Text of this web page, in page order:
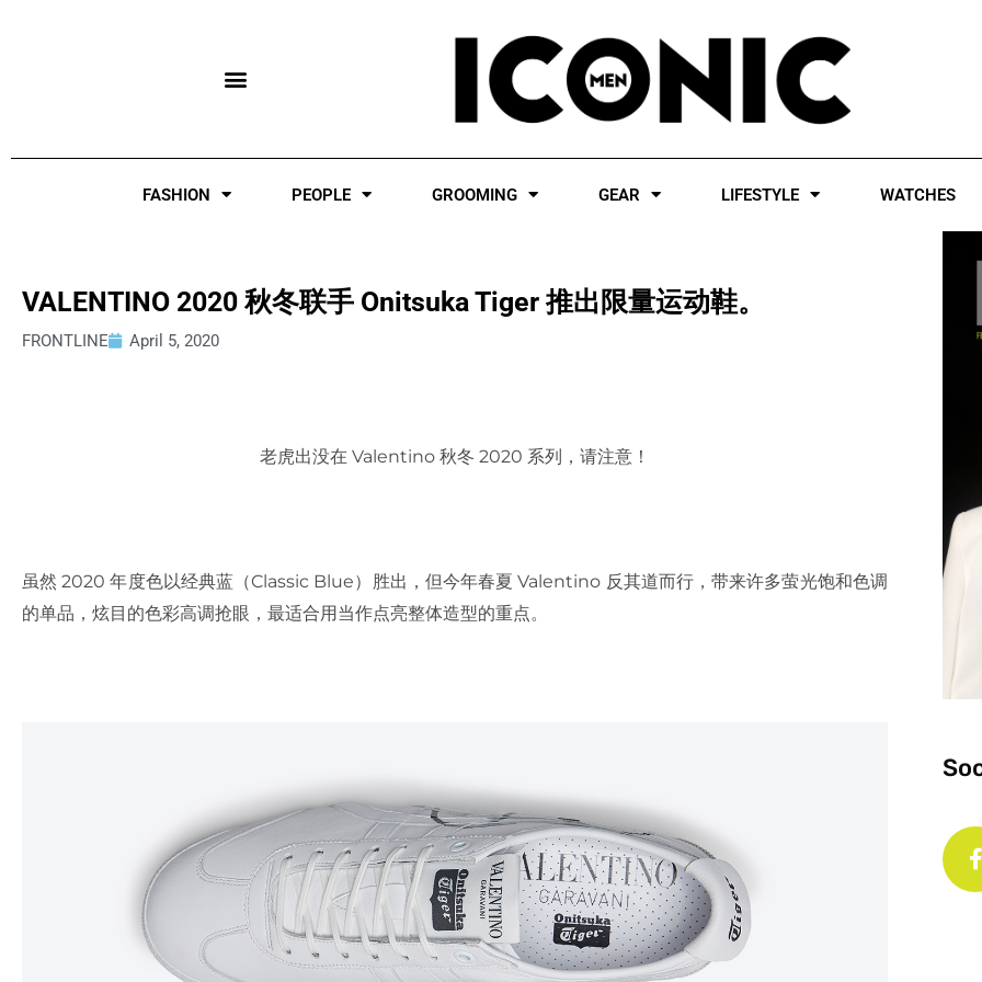
FASHION PEOPLE GROOMING GEAR LIFESTYLE WATCHES
VALENTINO 2020 秋冬联手 Onitsuka Tiger 推出限量运动鞋。
FRONTLINE April 5, 2020
老虎出没在 Valentino 秋冬 2020 系列，请注意！
虽然 2020 年度色以经典蓝（Classic Blue）胜出，但今年春夏 Valentino 反其道而行，带来许多萤光饱和色调
的单品，炫目的色彩高调抢眼，最适合用当作点亮整体造型的重点。
c